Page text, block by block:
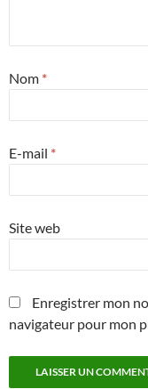
Nom *
E-mail *
Site web
Enregistrer mon
navigateur pour mon